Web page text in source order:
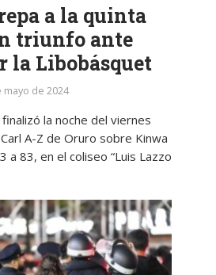
a la quinta
triunfo ante
la Libobásquet
mayo de 2024
la noche del viernes
A-Z de Oruro sobre Kinwa
a 83, en el coliseo “Luis Lazzo